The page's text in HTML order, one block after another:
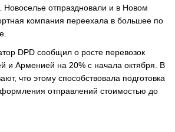
Новоселье отпраздновали и в Новом
компания переехала в большее по
DPD сообщил о росте перевозок
и Арменией на 20% с начала октября. В
что этому способствовала подготовка
отправлений стоимостью до